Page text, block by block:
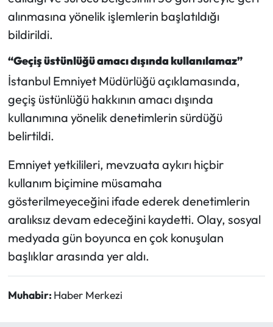
alınmasına yönelik işlemlerin başlatıldığı
bildirildi.
“Geçiş üstünlüğü amacı dışında kullanılamaz”
İstanbul Emniyet Müdürlüğü açıklamasında,
geçiş üstünlüğü hakkının amacı dışında
kullanımına yönelik denetimlerin sürdüğü
belirtildi.
Emniyet yetkilileri, mevzuata aykırı hiçbir
kullanım biçimine müsamaha
gösterilmeyeceğini ifade ederek denetimlerin
aralıksız devam edeceğini kaydetti. Olay, sosyal
medyada gün boyunca en çok konuşulan
başlıklar arasında yer aldı.
Muhabir: Haber Merkezi